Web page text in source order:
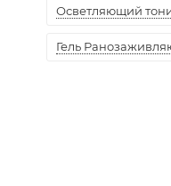
Осветляющий
Гель